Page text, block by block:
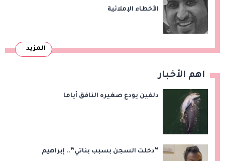
الأخطاء الإملائية
المزيد
اهم الأخبار
دلفين يودع صغيره النافق أياما
“دخلت السجن بسبب بناتي”.. إبراهيم